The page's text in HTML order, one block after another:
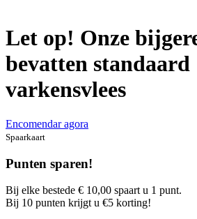
Let op! Onze
bevatten standaard
varkensvlees
Encomendar agora
Spaarkaart
Punten sparen!
Bij elke bestede € 10,00 spaart u 1 punt.
Bij 10 punten krijgt u €5 korting!